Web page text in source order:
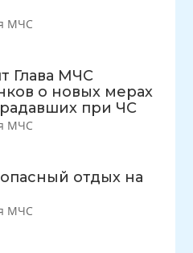
МЧС
Глава МЧС
о новых мерах
при ЧС
МЧС
отдых на
МЧС